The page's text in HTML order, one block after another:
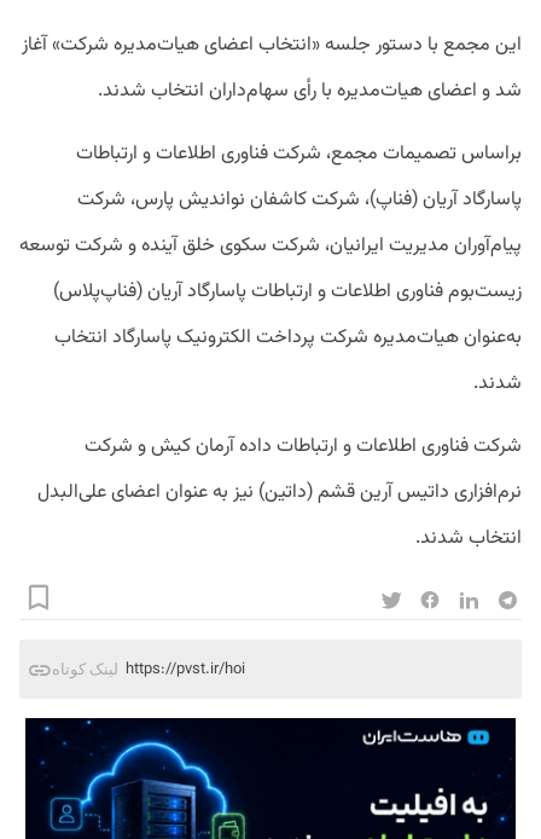
این مجمع با دستور جلسه «انتخاب اعضای هیات‌مدیره شرکت» آغاز
شد و اعضای هیات‌مدیره با رأی سهام‌داران انتخاب شدند.
براساس تصمیمات مجمع، شرکت فناوری اطلاعات و ارتباطات
پاسارگاد آریان (فناپ)، شرکت کاشفان نواندیش پارس، شرکت
پیام‌آوران مدیریت ایرانیان، شرکت سکوی خلق آینده و شرکت توسعه
زیست‌بوم فناوری اطلاعات و ارتباطات پاسارگاد آریان (فناپ‌پلاس)
به‌عنوان هیات‌مدیره شرکت پرداخت الکترونیک پاسارگاد انتخاب
شدند.
شرکت‌ فناوری اطلاعات و ارتباطات داده آرمان کیش و شرکت
نرم‌افزاری داتیس آرین قشم (داتین) نیز به عنوان اعضای علی‌البدل
انتخاب شدند.
لینک کوتاه https://pvst.ir/hoi